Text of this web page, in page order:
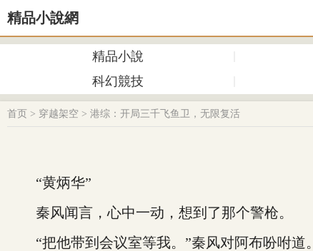
精品小說網
精品小說
科幻競技
首页 > 穿越架空 > 港综：开局三千飞鱼卫，无限复活
“黄炳华”
秦风闻言，心中一动，想到了那个警枪。
“把他带到会议室等我。”秦风对阿布吩咐道。